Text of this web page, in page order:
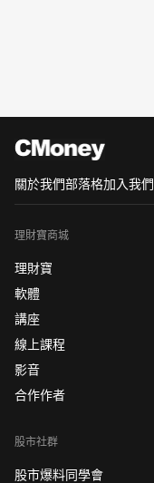
關於我們部落格加入我們
理財寶商城
理財寶
軟體
講座
線上課程
影音
合作作者
股市社群
股市爆料同學會